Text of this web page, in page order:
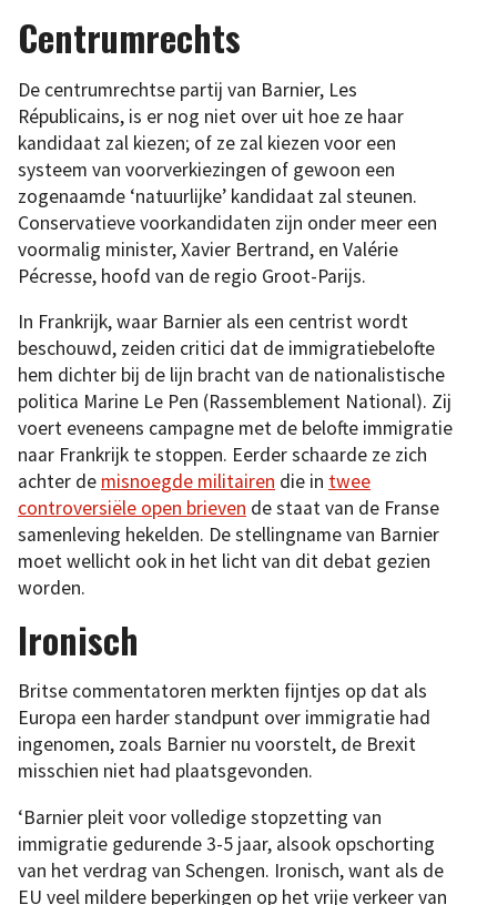
Centrumrechts
De centrumrechtse partij van Barnier, Les
Républicains, is er nog niet over uit hoe ze haar
kandidaat zal kiezen; of ze zal kiezen voor een
systeem van voorverkiezingen of gewoon een
zogenaamde ‘natuurlijke’ kandidaat zal steunen.
Conservatieve voorkandidaten zijn onder meer een
voormalig minister, Xavier Bertrand, en Valérie
Pécresse, hoofd van de regio Groot-Parijs.
In Frankrijk, waar Barnier als een centrist wordt
beschouwd, zeiden critici dat de immigratiebelofte
hem dichter bij de lijn bracht van de nationalistische
politica Marine Le Pen (Rassemblement National). Zij
voert eveneens campagne met de belofte immigratie
naar Frankrijk te stoppen. Eerder schaarde ze zich
achter de misnoegde militairen die in twee
controversiële open brieven de staat van de Franse
samenleving hekelden. De stellingname van Barnier
moet wellicht ook in het licht van dit debat gezien
worden.
Ironisch
Britse commentatoren merkten fijntjes op dat als
Europa een harder standpunt over immigratie had
ingenomen, zoals Barnier nu voorstelt, de Brexit
misschien niet had plaatsgevonden.
‘Barnier pleit voor volledige stopzetting van
immigratie gedurende 3-5 jaar, alsook opschorting
van het verdrag van Schengen. Ironisch, want als de
EU veel mildere beperkingen op het vrije verkeer van